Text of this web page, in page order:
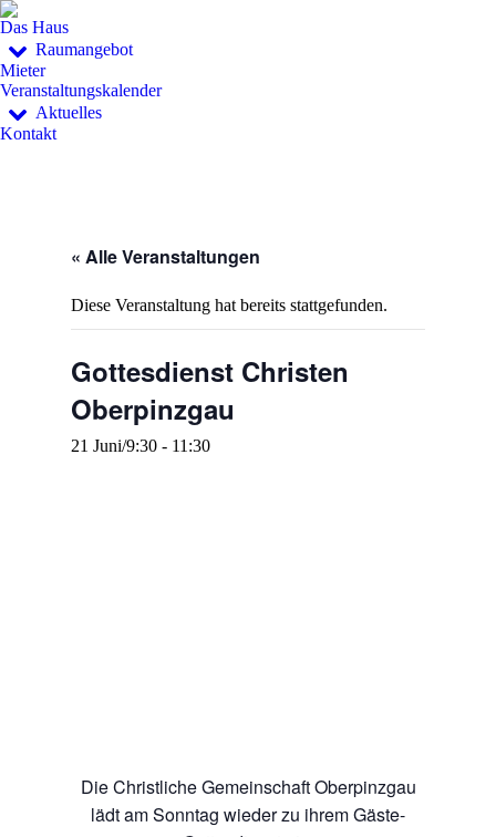
Das Haus
Raumangebot
Mieter
Veranstaltungskalender
Aktuelles
Kontakt
« Alle Veranstaltungen
Diese Veranstaltung hat bereits stattgefunden.
Gottesdienst Christen
Oberpinzgau
21 Juni/9:30 - 11:30
Die Christliche Gemeinschaft Oberpinzgau
lädt am Sonntag wieder zu ihrem Gäste-